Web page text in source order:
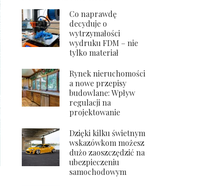
Co naprawdę
decyduje o
wytrzymałości
wydruku FDM – nie
tylko materiał
Rynek nieruchomości
a nowe przepisy
budowlane: Wpływ
regulacji na
projektowanie
Dzięki kilku świetnym
wskazówkom możesz
dużo zaoszczędzić na
ubezpieczeniu
samochodowym